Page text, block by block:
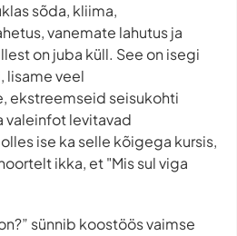
sõda, kliima,
vanemate lahutus ja
on juba küll. See on isegi
lisame veel
ekstreemseid seisukohti
valeinfot levitavad
ise ka selle kõigega kursis,
ikka, et "Mis sul viga
sünnib koostöös vaimse